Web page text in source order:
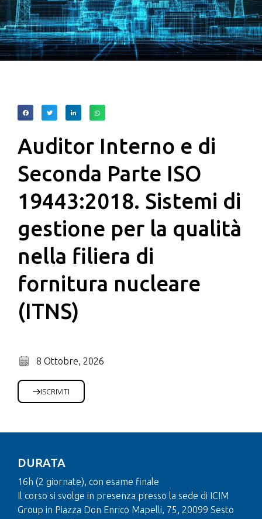
Auditor Interno e di
Seconda Parte ISO
19443:2018. Sistemi di
gestione per la qualità
nella filiera di
fornitura nucleare
(ITNS)
8 Ottobre, 2026
ISCRIVITI
DURATA
16h (2 giornate), con esame finale
Il corso si svolge in presenza presso la sede di ICIM
Group in Piazza Don Enrico Mapelli, 75, 20099 Sesto